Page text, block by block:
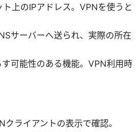
上のIPアドレス。VPNを使うと
サーバーへ送られ、実際の所在
可能性のある機能。VPN利用時
ライアントの表示で確認。